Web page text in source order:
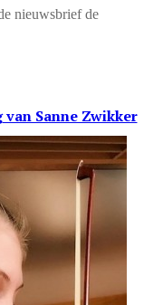
nieuwsbrief de
van Sanne Zwikker